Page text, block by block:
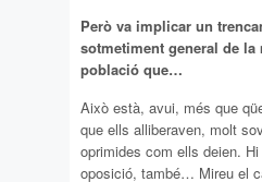
Però va implicar un
sotmetiment general de la
població que…
Això està, avui, més que
que ells alliberaven, molt
oprimides com ells deien.
oposició, també… Mireu el